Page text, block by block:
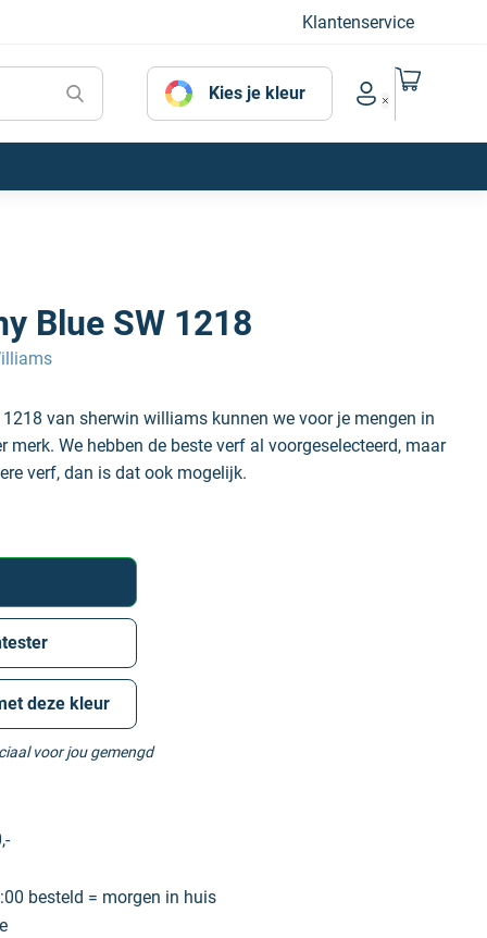
Klantenservice
Kies je kleur
Account menu
Naar mijn
Blue SW 1218
1218 van sherwin williams kunnen we voor je mengen in
merk. We hebben de beste verf al voorgeselecteerd, maar
verf, dan is dat ook mogelijk.
deze kleur
voor jou gemengd
besteld = morgen in huis